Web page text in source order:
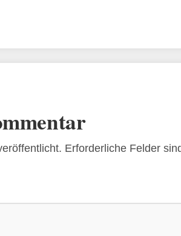
Erforderliche Felder